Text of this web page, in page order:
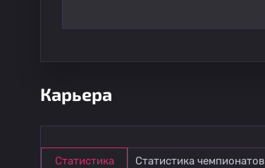
Карьера
Статистика Статистика чемпионатов